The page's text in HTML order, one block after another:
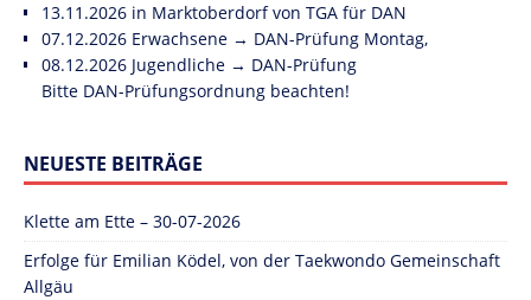
13.11.2026 in Marktoberdorf von TGA für DAN
07.12.2026 Erwachsene → DAN-Prüfung Montag,
08.12.2026 Jugendliche → DAN-Prüfung
Bitte DAN-Prüfungsordnung beachten!
NEUESTE BEITRÄGE
Klette am Ette – 30-07-2026
Erfolge für Emilian Ködel, von der Taekwondo Gemeinschaft
Allgäu